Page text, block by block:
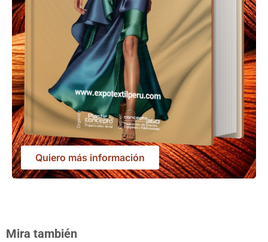
Quiero más información
Mira también